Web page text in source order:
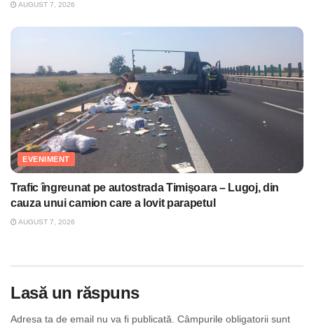
AUGUST 7, 2026
EVENIMENT
Trafic îngreunat pe autostrada Timişoara – Lugoj, din
cauza unui camion care a lovit parapetul
AUGUST 7, 2026
Lasă un răspuns
Adresa ta de email nu va fi publicată. Câmpurile obligatorii sunt